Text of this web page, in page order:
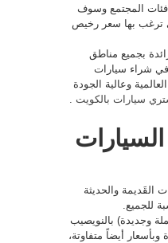
فئات المجتمع وسوف
ترغب بها سعر رخيص
بجميع مناطق
في شراء سيارات
وعالية الجودة
سيارات بالكويت
القَديمة والحديثة
للجميع.
وجديدة) بالنويصيب
أيضاً متفاوتة،